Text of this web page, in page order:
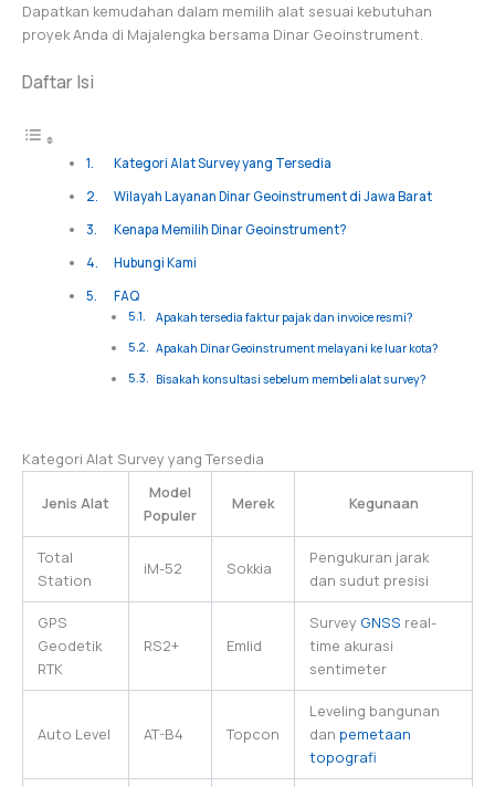
Dapatkan kemudahan dalam memilih alat sesuai kebutuhan
proyek Anda di Majalengka bersama Dinar Geoinstrument.
Daftar Isi
Kategori Alat Survey yang Tersedia
Wilayah Layanan Dinar Geoinstrument di Jawa Barat
Kenapa Memilih Dinar Geoinstrument?
Hubungi Kami
FAQ
Apakah tersedia faktur pajak dan invoice resmi?
Apakah Dinar Geoinstrument melayani ke luar kota?
Bisakah konsultasi sebelum membeli alat survey?
Kategori Alat Survey yang Tersedia
Jenis Alat
Model
Populer
Merek Kegunaan
Total
Station
iM-52 Sokkia
Pengukuran jarak
dan sudut presisi
GPS
Geodetik
RTK
RS2+ Emlid
Survey GNSS real-
time akurasi
sentimeter
Auto Level AT-B4 Topcon
Leveling bangunan
dan pemetaan
topografi